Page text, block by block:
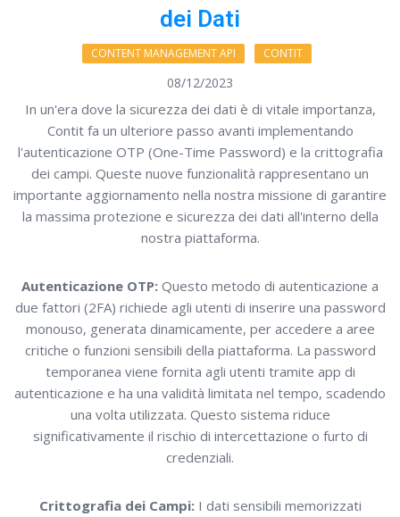
dei Dati
CONTENT MANAGEMENT API CONTIT
08/12/2023
In un'era dove la sicurezza dei dati è di vitale importanza,
Contit fa un ulteriore passo avanti implementando
l'autenticazione OTP (One-Time Password) e la crittografia
dei campi. Queste nuove funzionalità rappresentano un
importante aggiornamento nella nostra missione di garantire
la massima protezione e sicurezza dei dati all'interno della
nostra piattaforma.
Autenticazione OTP: Questo metodo di autenticazione a
due fattori (2FA) richiede agli utenti di inserire una password
monouso, generata dinamicamente, per accedere a aree
critiche o funzioni sensibili della piattaforma. La password
temporanea viene fornita agli utenti tramite app di
autenticazione e ha una validità limitata nel tempo, scadendo
una volta utilizzata. Questo sistema riduce
significativamente il rischio di intercettazione o furto di
credenziali.
Crittografia dei Campi:I dati sensibili memorizzati